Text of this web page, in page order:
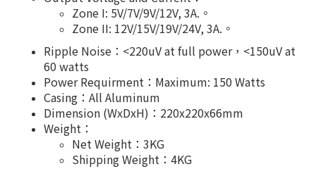
Zone I: 5V/7V/9V/12V, 3A.。
Zone II: 12V/15V/19V/24V, 3A.。
Ripple Noise：<220uV at full power，<150uV at
60 watts
Power Requirment：Maximum: 150 Watts
Casing：All Aluminum
Dimension (WxDxH)：220x220x66mm
Weight：
Net Weight：3KG
Shipping Weight：4KG